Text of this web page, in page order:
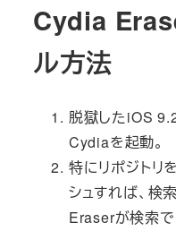
Cydia
ル方法
脱獄したiOS
Cydiaを起動。
特にリポジトリ
シュすれば、検
Eraserが検索で